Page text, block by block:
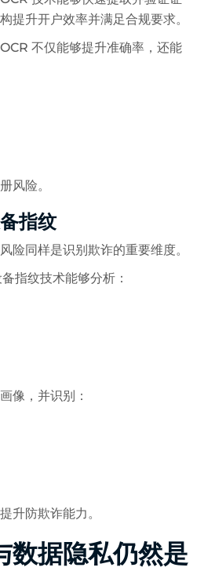
提升开户效率并满足合规要求。
不仅能够提升准确率，还能
风险。
指纹
险同样是识别欺诈的重要维度。
指纹技术能够分析：
像，并识别：
升防欺诈能力。
数据隐私仍然是